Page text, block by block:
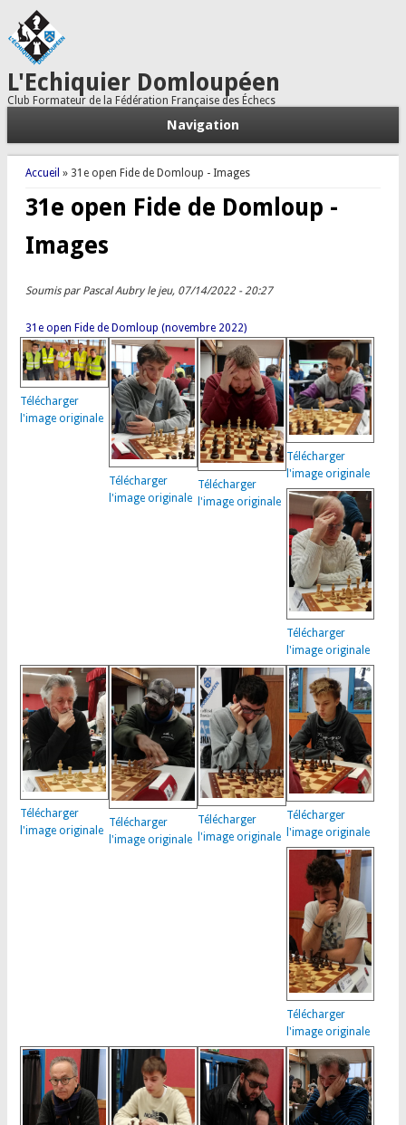
L'Echiquier Domloupéen
Club Formateur de la Fédération Française des Échecs
Navigation
Vous êtes ici
Accueil » 31e open Fide de Domloup - Images
31e open Fide de Domloup -
Images
Soumis par Pascal Aubryle jeu, 07/14/2022 - 20:27
31e open Fide de Domloup (novembre 2022)
Télécharger
l'image originale
Télécharger
l'image originale
Télécharger
l'image originale
Télécharger
l'image originale
Télécharger
l'image originale
Télécharger
l'image originale
Télécharger
l'image originale
Télécharger
l'image originale
Télécharger
l'image originale
Télécharger
l'image originale